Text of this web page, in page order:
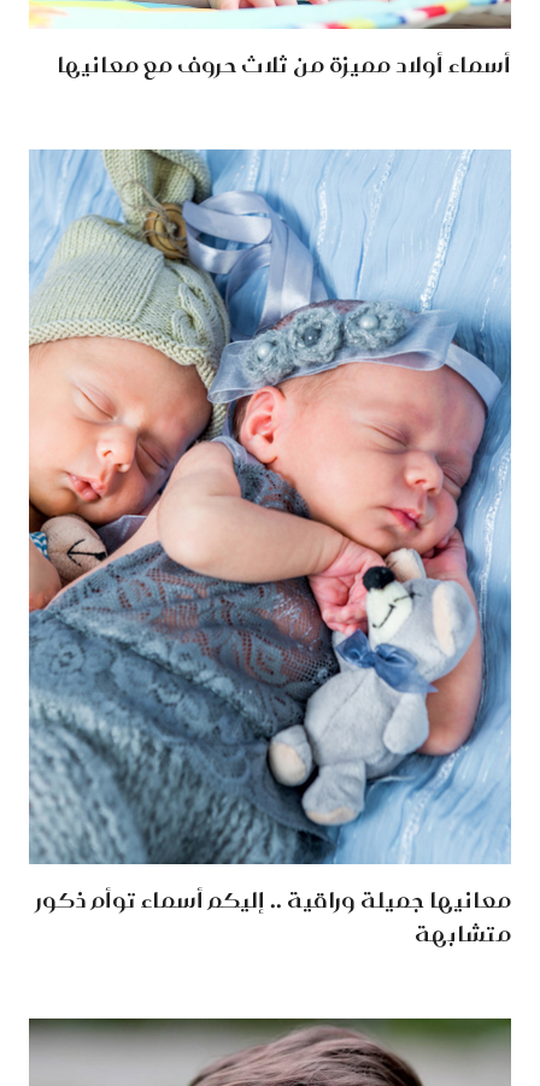
أسماء أولاد مميزة من ثلاث حروف مع معانيها
معانيها جميلة وراقية .. إليكم أسماء توأم ذكور
متشابهة